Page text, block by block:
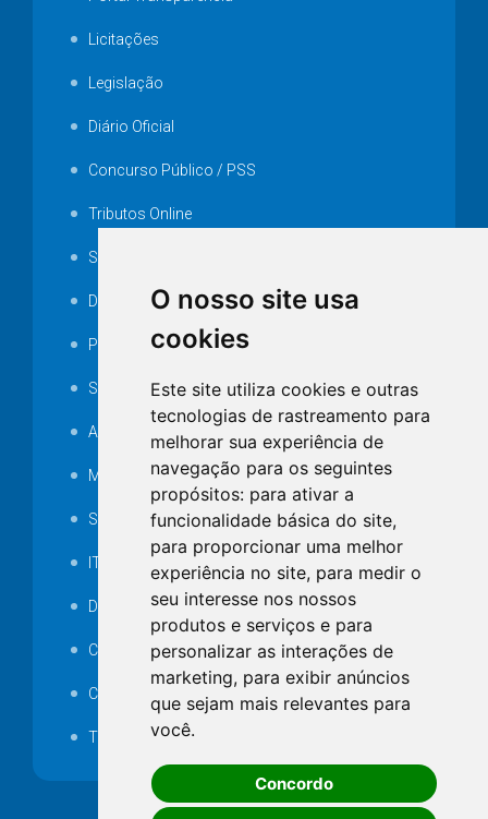
O nosso site usa
cookies
Este site utiliza cookies e outras
tecnologias de rastreamento para
melhorar sua experiência de
navegação para os seguintes
propósitos: para ativar a
funcionalidade básica do site,
para proporcionar uma melhor
experiência no site, para medir o
seu interesse nos nossos
produtos e serviços e para
personalizar as interações de
marketing, para exibir anúncios
que sejam mais relevantes para
você.
Concordo
Licitações
Legislação
Diário Oficial
Concurso Público / PSS
Tributos Online
Serviços ISS-E
Decretos
Portarias
SAMAE
Audiência pública
MANUTENÇÃO DE ILUMINAÇÃO PÚBLICA
Serviços Técnicos TI
ITR
Desapropriações
Catalogo Eletrônico de Padronização
Consórcios Municipais
Telefones Úteis